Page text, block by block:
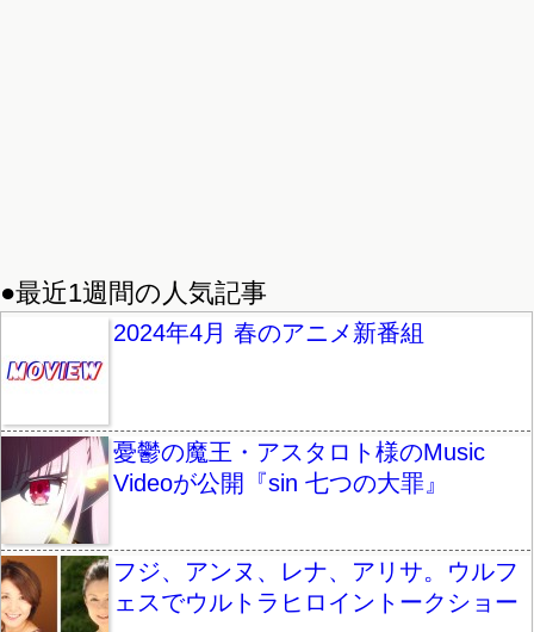
●最近1週間の人気記事
2024年4月 春のアニメ新番組
憂鬱の魔王・アスタロト様のMusic
Videoが公開『sin 七つの大罪』
フジ、アンヌ、レナ、アリサ。ウルフ
ェスでウルトラヒロイントークショー